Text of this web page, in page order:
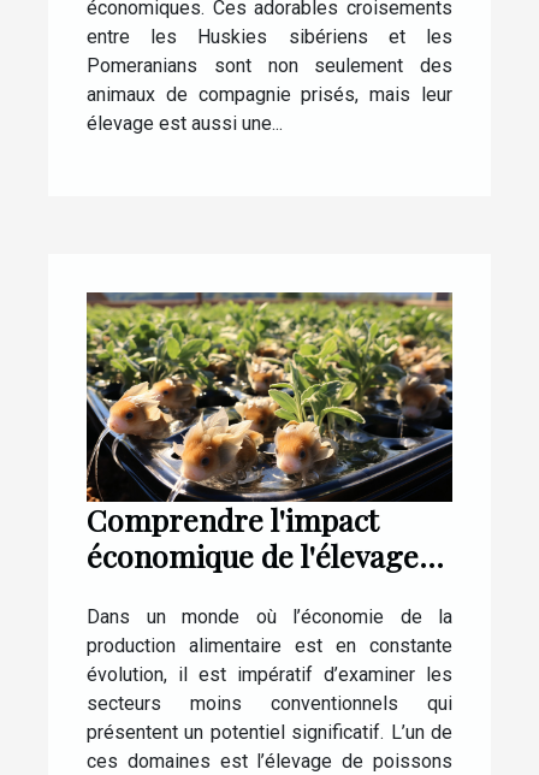
économiques. Ces adorables croisements
entre les Huskies sibériens et les
Pomeranians sont non seulement des
animaux de compagnie prisés, mais leur
élevage est aussi une...
Comprendre l'impact
économique de l'élevage
Dans un monde où l’économie de la
production alimentaire est en constante
évolution, il est impératif d’examiner les
secteurs moins conventionnels qui
présentent un potentiel significatif. L’un de
ces domaines est l’élevage de poissons